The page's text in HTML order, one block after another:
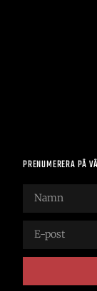
PRENUMERERA PÅ